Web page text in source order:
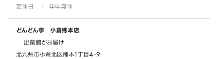
定休日
： 年中無休
どんどん亭 小倉熊本店
出前館がお届け
北九州市小倉北区熊本1丁目4-9